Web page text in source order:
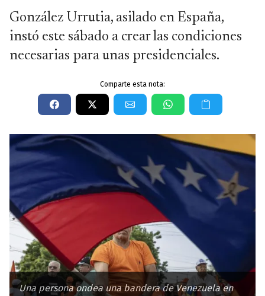
González Urrutia, asilado en España,
instó este sábado a crear las condiciones
necesarias para unas presidenciales.
Comparte esta nota:
Una persona ondea una bandera de Venezuela en